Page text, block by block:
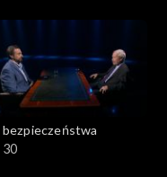
30